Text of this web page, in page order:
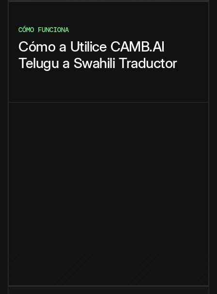
CÓMO FUNCIONA
Cómo a Utilice CAMB.AI
Telugu a Swahili Traductor